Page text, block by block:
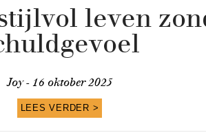
leven
Joy - 16 oktober 2025
LEES VERDER >